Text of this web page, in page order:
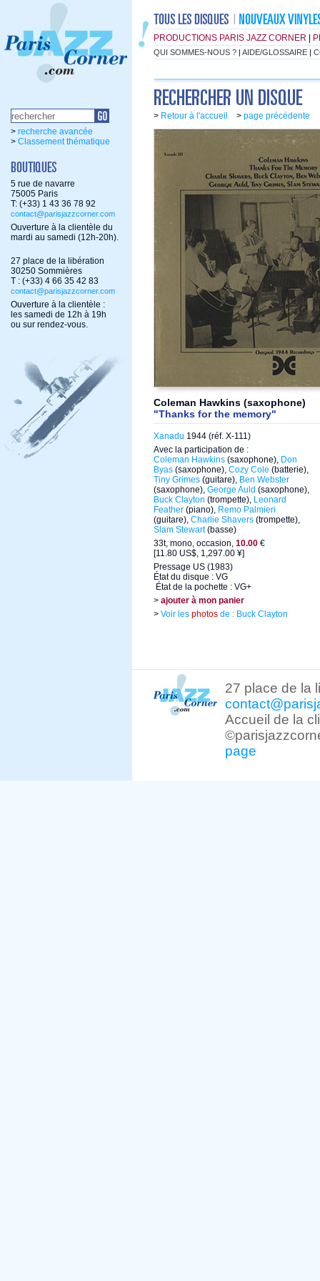
PRODUCTIONS PARIS JAZZ CORNER
QUI SOMMES-NOUS ? | AIDE/GLOSSAIRE |
> recherche avancée
> Classement thématique
5 rue de navarre
75005 Paris
T: (+33) 1 43 36 78 92
contact@parisjazzcorner.com
Ouverture à la clientèle du
mardi au samedi (12h-20h).
27 place de la libération
30250 Sommières
T : (+33) 4 66 35 42 83
contact@parisjazzcorner.com
Ouverture à la clientèle :
les samedi de 12h à 19h
ou sur rendez-vous.
> Retour à l'accueil > page précédente
Coleman Hawkins (saxophone)
"Thanks for the memory"
Xanadu 1944 (réf. X-111)
Avec la participation de :
Coleman Hawkins (saxophone), Don
Byas (saxophone), Cozy Cole (batterie),
Tiny Grimes (guitare), Ben Webster
(saxophone), George Auld (saxophone),
Buck Clayton (trompette), Leonard
Feather (piano), Remo Palmieri
(guitare), Charlie Shavers (trompette),
Slam Stewart(basse)
33t, mono, occasion, 10.00 €
[11.80 US$, 1,297.00 ¥]
Pressage US (1983)
État du disque : VG
État de la pochette : VG+
> ajouter à mon panier
> Voir les photos de : Buck Clayton
27 place de la
Accueil de la
page